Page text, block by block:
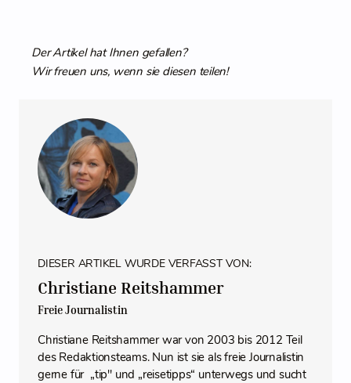
Der Artikel hat Ihnen gefallen?
Wir freuen uns, wenn sie diesen teilen!
DIESER ARTIKEL WURDE VERFASST VON:
Christiane Reitshammer
Freie Journalistin
Christiane Reitshammer war von 2003 bis 2012 Teil
des Redaktionsteams. Nun ist sie als freie Journalistin
gerne für „tip" und „reisetipps“ unterwegs und sucht